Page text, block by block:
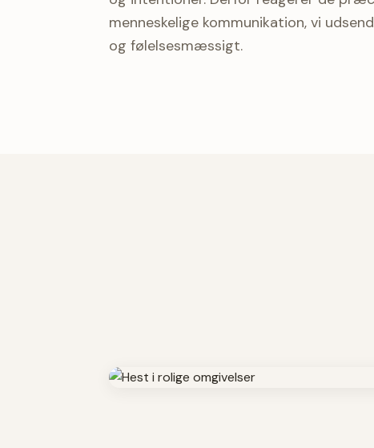
menneskelige kommunikation, vi
og følelsesmæssigt.